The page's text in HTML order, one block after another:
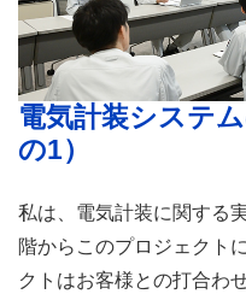
電気計装システ
の1）
私は、電気計装に関する
階からこのプロジェクト
クトはお客様との打合わ